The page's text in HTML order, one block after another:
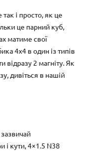
і просто, як це
це парний куб,
матиме свої
4х4 в один із типів
відразу 2 магніту. Як
дивіться в нашій
і кути, 4×1.5 N38